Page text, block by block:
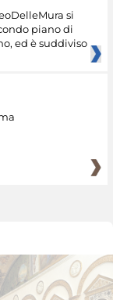
si
piano di
ed è suddiviso